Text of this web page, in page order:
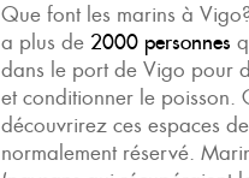
Que font les marins à
a plus de 2000 personnes
dans le port de Vigo pour
et conditionner le poisson.
découvrirez ces espaces
normalement réservé.